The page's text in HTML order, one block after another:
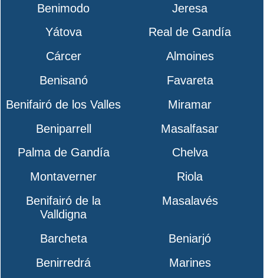
Benimodo
Jeresa
Yátova
Real de Gandía
Cárcer
Almoines
Benisanó
Favareta
Benifairó de los Valles
Miramar
Beniparrell
Masalfasar
Palma de Gandía
Chelva
Montaverner
Riola
Benifairó de la
Valldigna
Masalavés
Barcheta
Beniarjó
Benirredrá
Marines